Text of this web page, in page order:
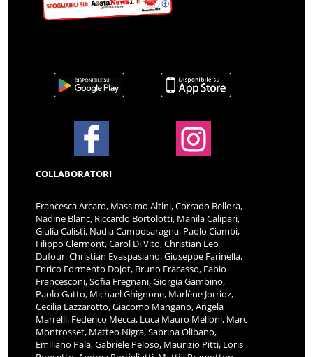
COLLABORATORI
Francesca Arcaro, Massimo Altini, Corrado Bellora,
Nadine Blanc, Riccardo Bortolotti, Manila Calipari,
Giulia Calisti, Nadia Camposaragna, Paolo Ciambi,
Filippo Clermont, Carol Di Vito, Christian Leo
Dufour, Christian Evaspasiano, Giuseppe Farinella,
Enrico Formento Dojot, Bruno Fracasso, Fabio
Francesconi, Sofia Fregnani, Giorgia Gambino,
Paolo Gatto, Michael Ghignone, Marlène Jorrioz,
Cecilia Lazzarotto, Giacomo Mangano, Angela
Marrelli, Federico Mecca, Luca Mauro Melloni, Marc
Montrosset, Matteo Nigra, Sabrina Olibano,
Emiliano Pala, Gabriele Peloso, Maurizio Pitti, Loris